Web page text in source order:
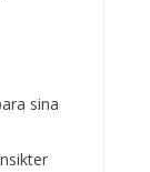
sina